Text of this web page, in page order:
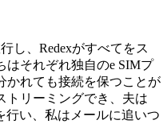
し、Redexがすべてをス
はそれぞれ独自のe SIMプ
かれても接続を保つことが
トリーミングでき、夫は
行い、私はメールに追いつ